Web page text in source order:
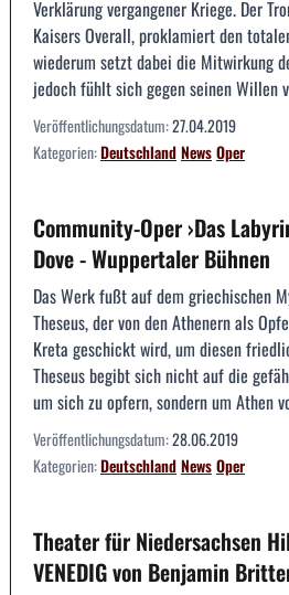
Verklärung vergangener Kriege. Der
Kaisers Overall, proklamiert den
wiederum setzt dabei die Mitwirkung
jedoch fühlt sich gegen seinen Willen
Veröffentlichungsdatum:27.04.2019
Kategorien:DeutschlandNewsOper
Community-Oper ›Das
Dove - Wuppertaler Bühnen
Das Werk fußt auf dem griechischen
Theseus, der von den Athenern als
Kreta geschickt wird, um diesen
Theseus begibt sich nicht auf die
um sich zu opfern, sondern um Athen
Veröffentlichungsdatum:28.06.2019
Kategorien:DeutschlandNewsOper
Theater für Niedersachsen
VENEDIG von Benjamin